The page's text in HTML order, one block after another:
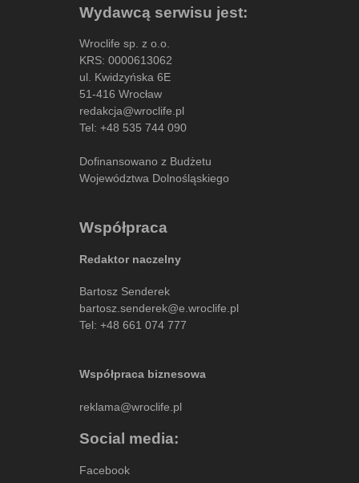
Wydawcą serwisu jest:
Wroclife sp. z o.o.
KRS: 0000613062
ul. Kwidzyńska 6E
51-416 Wrocław
redakcja@wroclife.pl
Tel: +48 535 744 090
Dofinansowano z Budżetu
Województwa Dolnośląskiego
Współpraca
Redaktor naczelny
Bartosz Senderek
bartosz.senderek@e.wroclife.pl
Tel: +48 661 074 777
Współpraca biznesowa
reklama@wroclife.pl
Social media:
Facebook